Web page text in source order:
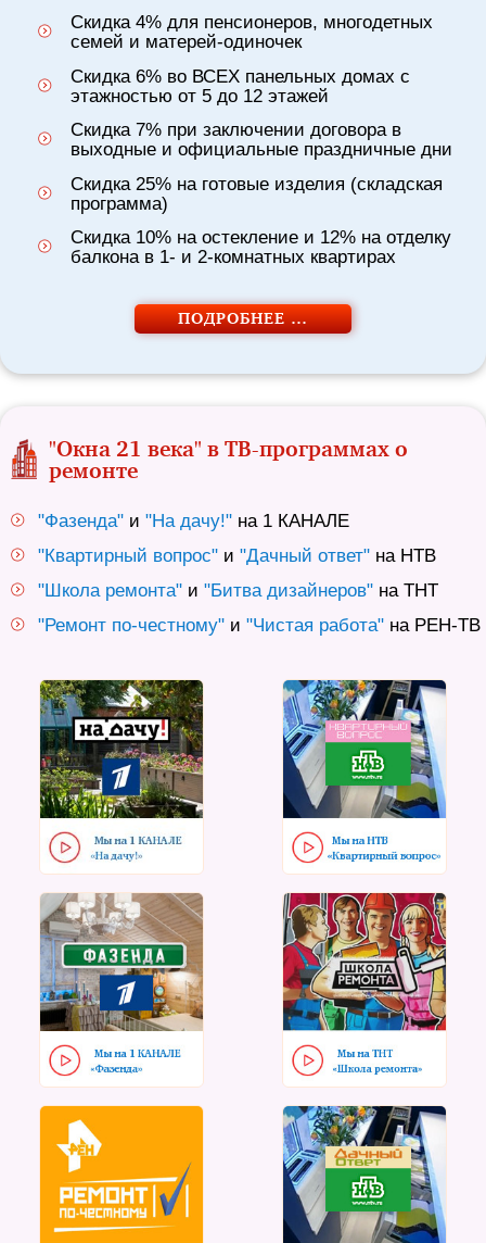
Скидка 4% для пенсионеров, многодетных
семей и матерей-одиночек
Скидка 6% во ВСЕХ панельных домах с
этажностью от 5 до 12 этажей
Скидка 7% при заключении договора в
выходные и официальные праздничные дни
Скидка 25% на готовые изделия (складская
программа)
Скидка 10% на остекление и 12% на отделку
балкона в 1- и 2-комнатных квартирах
ПОДРОБНЕЕ …
"Окна 21 века" в ТВ-программах о
ремонте
"Фазенда" и "На дачу!" на 1 КАНАЛЕ
"Квартирный вопрос" и "Дачный ответ" на НТВ
"Школа ремонта" и "Битва дизайнеров" на ТНТ
"Ремонт по-честному" и "Чистая работа" на РЕН-ТВ